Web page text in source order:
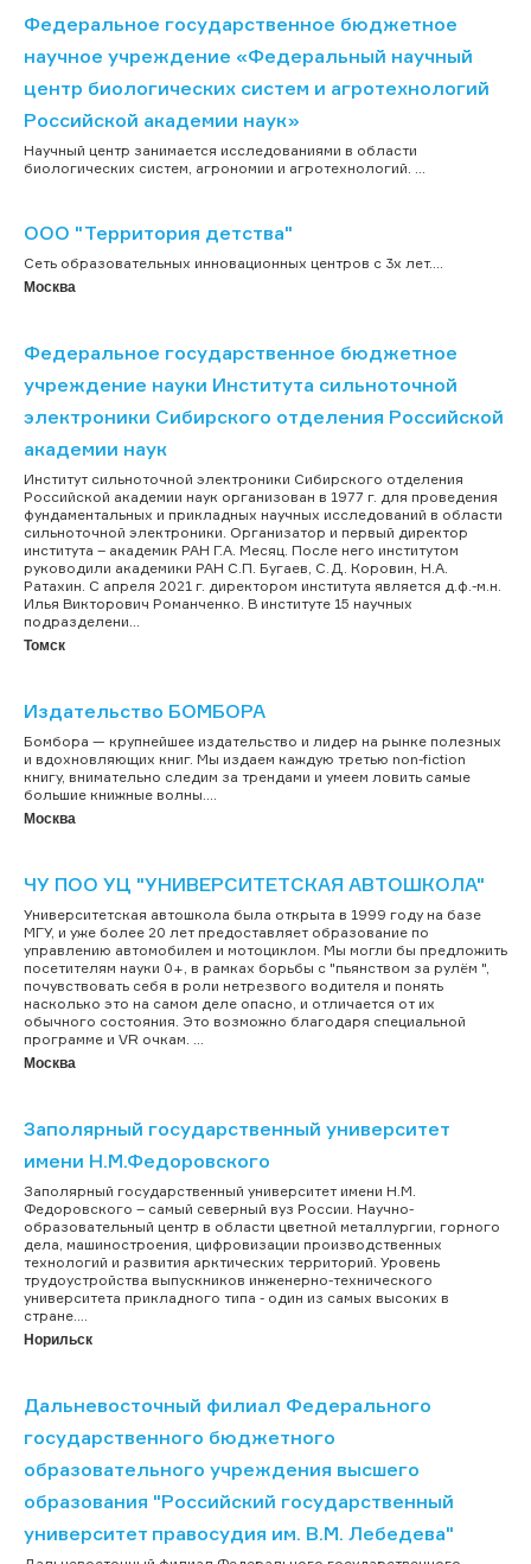
Федеральное государственное бюджетное
научное учреждение «Федеральный научный
центр биологических систем и агротехнологий
Российской академии наук»
Научный центр занимается исследованиями в области
биологических систем, агрономии и агротехнологий. ...
ООО "Территория детства"
Сеть образовательных инновационных центров с 3х лет....
Москва
Федеральное государственное бюджетное
учреждение науки Института сильноточной
электроники Сибирского отделения Российской
академии наук
Институт сильноточной электроники Сибирского отделения
Российской академии наук организован в 1977 г. для проведения
фундаментальных и прикладных научных исследований в области
сильноточной электроники. Организатор и первый директор
института – академик РАН Г.А. Месяц. После него институтом
руководили академики РАН С.П. Бугаев, С.Д. Коровин, Н.А.
Ратахин. С апреля 2021 г. директором института является д.ф.-м.н.
Илья Викторович Романченко. В институте 15 научных
подразделени...
Томск
Издательство БОМБОРА
Бомбора — крупнейшее издательство и лидер на рынке полезных
и вдохновляющих книг. Мы издаем каждую третью non-fiction
книгу, внимательно следим за трендами и умеем ловить самые
большие книжные волны....
Москва
ЧУ ПОО УЦ "УНИВЕРСИТЕТСКАЯ АВТОШКОЛА"
Университетская автошкола была открыта в 1999 году на базе
МГУ, и уже более 20 лет предоставляет образование по
управлению автомобилем и мотоциклом. Мы могли бы предложить
посетителям науки 0+, в рамках борьбы с "пьянством за рулём ",
почувствовать себя в роли нетрезвого водителя и понять
насколько это на самом деле опасно, и отличается от их
обычного состояния. Это возможно благодаря специальной
программе и VR очкам. ...
Москва
Заполярный государственный университет
имени Н.М.Федоровского
Заполярный государственный университет имени Н.М.
Федоровского – самый северный вуз России. Научно-
образовательный центр в области цветной металлургии, горного
дела, машиностроения, цифровизации производственных
технологий и развития арктических территорий. Уровень
трудоустройства выпускников инженерно-технического
университета прикладного типа - один из самых высоких в
стране....
Норильск
Дальневосточный филиал Федерального
государственного бюджетного
образовательного учреждения высшего
образования "Российский государственный
университет правосудия им. В.М. Лебедева"